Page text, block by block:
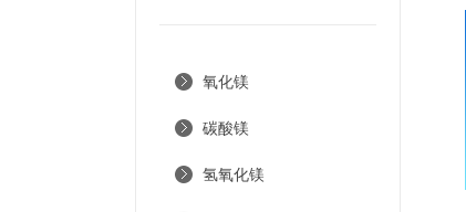
氧化镁
碳酸镁
氢氧化镁